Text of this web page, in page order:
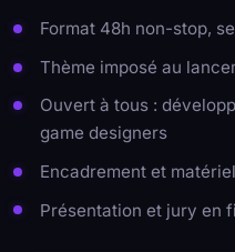
Format 48h non-stop,
Thème imposé au
Ouvert à tous :
game designers
Encadrement et
Présentation et jury en